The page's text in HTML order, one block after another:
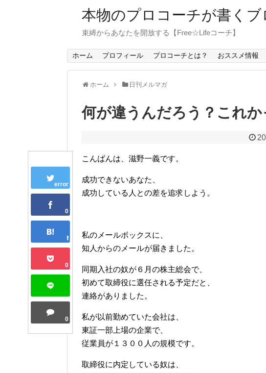
本物のプロコーチが書くブ
束縛からあなたを開放する【Free☆Lifeコーチ】
ホーム プロフィール プロコーチとは？ おススメ情報
ホーム 日刊メルマガ
error
0
0
0
何が違うんだろう？これか
こんばんは、滋野一義です。
成功できないあなた、
成功している人との差を追求しよう。
私のメールボックスに、
知人からのメールが届きました。
同期入社の奴が６月の株主総会で、
初めて取締役に選任される予定だと、
連絡がありました。
私が以前勤めていた会社は、
東証一部上場の企業で、
従業員が１３００人の規模です。
取締役に内定している奴は、